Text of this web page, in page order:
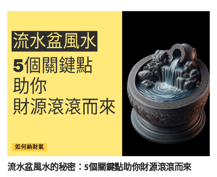
如何納財氣
流水盆風水的秘密：5個關鍵點助你財源滾滾而來